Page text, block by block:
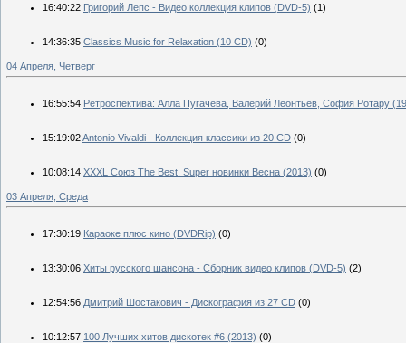
16:40:22 Григорий Лепс - Видео коллекция клипов (DVD-5) (1)
14:36:35 Classics Music for Relaxation (10 CD) (0)
04 Апреля, Четверг
16:55:54 Ретроспектива: Алла Пугачева, Валерий Леонтьев, София Ротару
15:19:02Antonio Vivaldi - Коллекция классики из 20 CD (0)
10:08:14 XXXL Союз The Best. Super новинки Весна (2013) (0)
03 Апреля, Среда
17:30:19 Караоке плюс кино (DVDRip) (0)
13:30:06 Хиты русского шансона - Сборник видео клипов (DVD-5) (2)
12:54:56 Дмитрий Шостакович - Дискография из 27 CD (0)
10:12:57 100 Лучших хитов дискотек #6 (2013) (0)